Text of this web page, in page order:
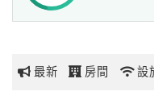
玩
to the city center, movie
has to offer.
最新 房間 設